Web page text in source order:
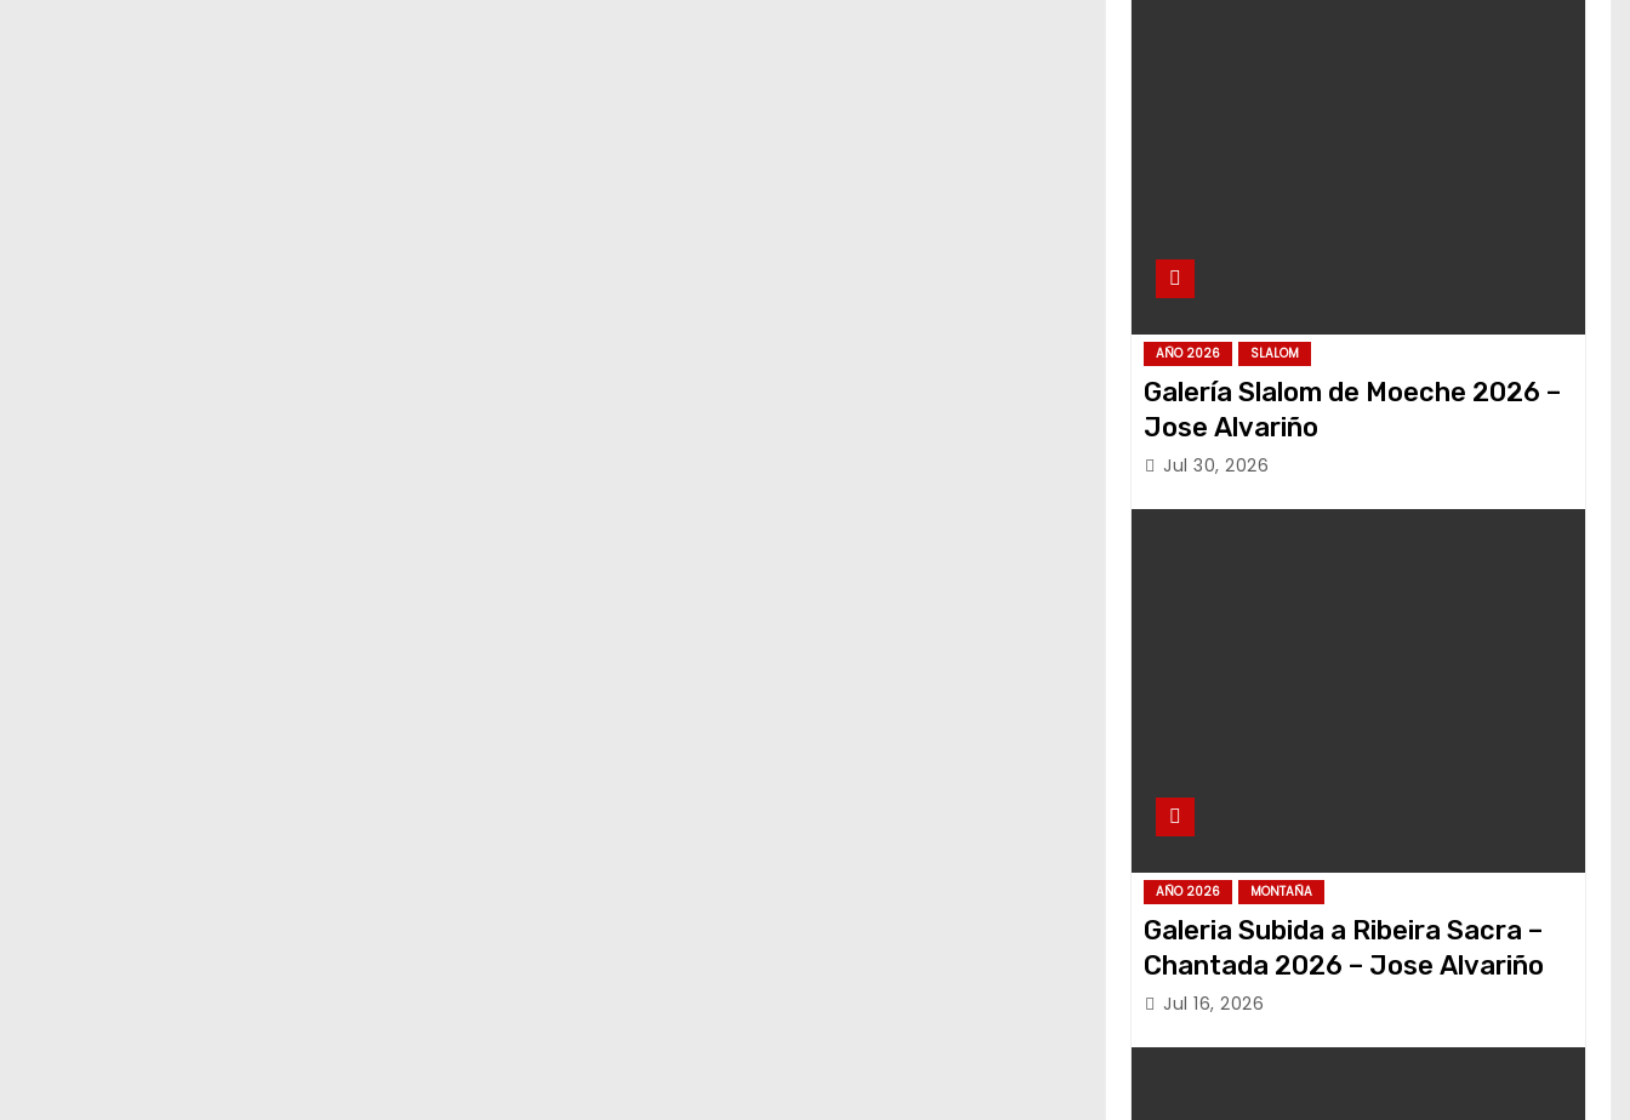
AÑO 2026 SLALOM
Galería Slalom de Moeche 2026 –
Jose Alvariño
Jul 30, 2026
AÑO 2026 MONTAÑA
Galeria Subida a Ribeira Sacra –
Chantada 2026 – Jose Alvariño
Jul 16, 2026